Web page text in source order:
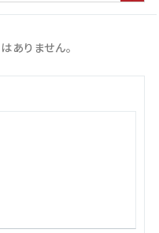
ありません。